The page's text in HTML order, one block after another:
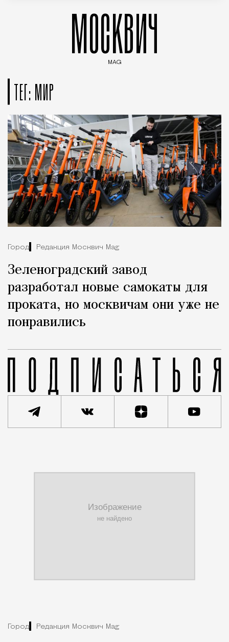
МОСКВИЧ
MAG
ТЕГ: МИР
Город Редакция Москвич Mag
Зеленоградский завод
разработал новые самокаты для
проката, но москвичам они уже не
понравились
Город Редакция Москвич Mag